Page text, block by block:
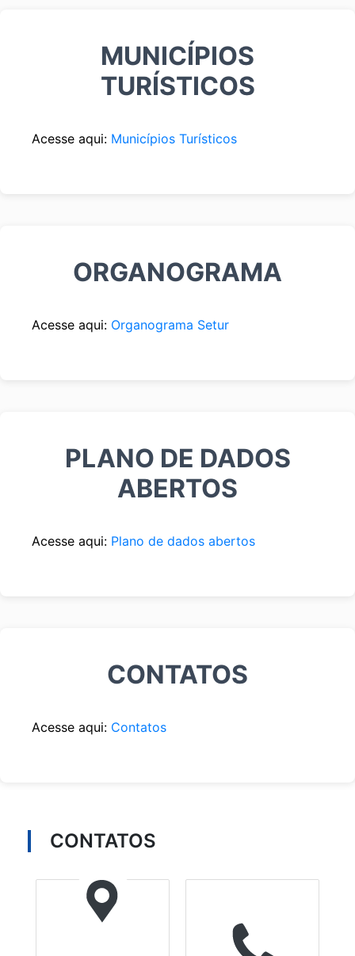
MUNICÍPIOS
TURÍSTICOS
Acesse aqui: Municípios Turísticos
ORGANOGRAMA
Acesse aqui: Organograma Setur
PLANO DE DADOS
ABERTOS
Acesse aqui: Plano de dados abertos
CONTATOS
Acesse aqui: Contatos
CONTATOS